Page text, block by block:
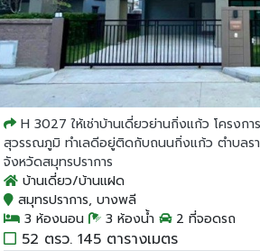
H 3027 ให้เช่าบ้านเดี่ยวย่านกิ่งแก้ว โครงก
สุวรรณภูมิ ทำเลดีอยู่ติดกับถนนกิ่งแก้ว ตำบลรา
จังหวัดสมุทรปราการ
บ้านเดี่ยว/บ้านแฝด
สมุทรปราการ, บางพลี
3 ห้องนอน
3 ห้องน้ำ 2 ที่จอดรถ
52 ตรว. 145 ตารางเมตร